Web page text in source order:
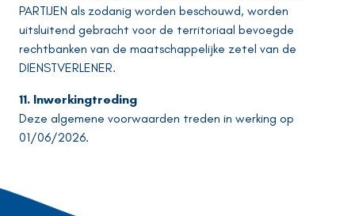
PARTIJEN als zodanig worden beschouwd, worden
uitsluitend gebracht voor de territoriaal bevoegde
rechtbanken van de maatschappelijke zetel van de
DIENSTVERLENER.
11. Inwerkingtreding
Deze algemene voorwaarden treden in werking op
01/06/2026.